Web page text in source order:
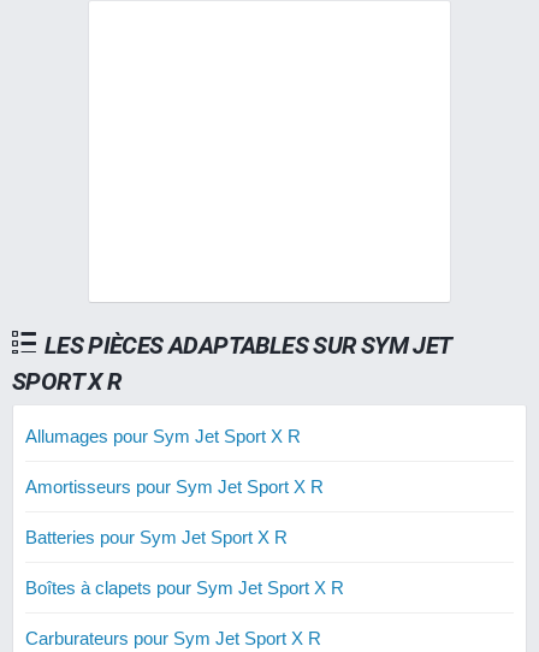
LES PIÈCES ADAPTABLES SUR SYM JET
SPORT X R
Allumages pour Sym Jet Sport X R
Amortisseurs pour Sym Jet Sport X R
Batteries pour Sym Jet Sport X R
Boîtes à clapets pour Sym Jet Sport X R
Carburateurs pour Sym Jet Sport X R